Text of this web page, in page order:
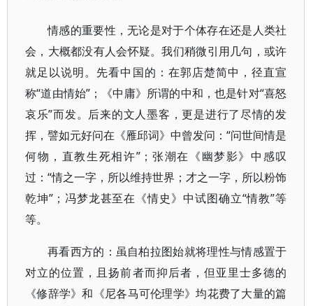
情感的重要性，无论是对于个体存在还是人类社
会，大概都没有人会怀疑。我们稍微引用几句，或许
就足以说明。先看中国的：在郭店楚简中，径直宣
称“道由情始”；《中庸》所谓的中和，也是针对“喜怒
哀乐”而发。后来的文人墨客，更是进行了尽情的发
挥，譬如元好问在《雁邱词》中曾发问：“问世间情是
何物，直教生死相许”；张潮在《幽梦影》中感叹
过：“情之一字，所以维持世界；才之一字，所以粉饰
乾坤”；冯梦龙甚至在《情史》中试图确立“情教”等
等。
再看西方的：虽自柏拉图始就将理性与情感置于
对立的位置，且扬前者而抑后者，但亚里士多德的
《修辞学》和《尼各马可伦理学》均花费了大量的篇